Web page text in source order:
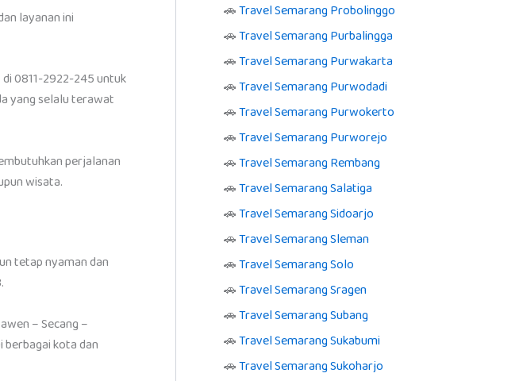
layanan ini
0811-2922-245 untuk
yang selalu terawat
perjalanan
wisata.
tetap nyaman dan
– Secang –
kota dan
🚗Travel Semarang Probolinggo
🚗Travel Semarang Purbalingga
🚗Travel Semarang Purwakarta
🚗Travel Semarang Purwodadi
🚗Travel Semarang Purwokerto
🚗Travel Semarang Purworejo
🚗Travel Semarang Rembang
🚗Travel Semarang Salatiga
🚗Travel Semarang Sidoarjo
🚗Travel Semarang Sleman
🚗Travel Semarang Solo
🚗Travel Semarang Sragen
🚗Travel Semarang Subang
🚗Travel Semarang Sukabumi
🚗Travel Semarang Sukoharjo